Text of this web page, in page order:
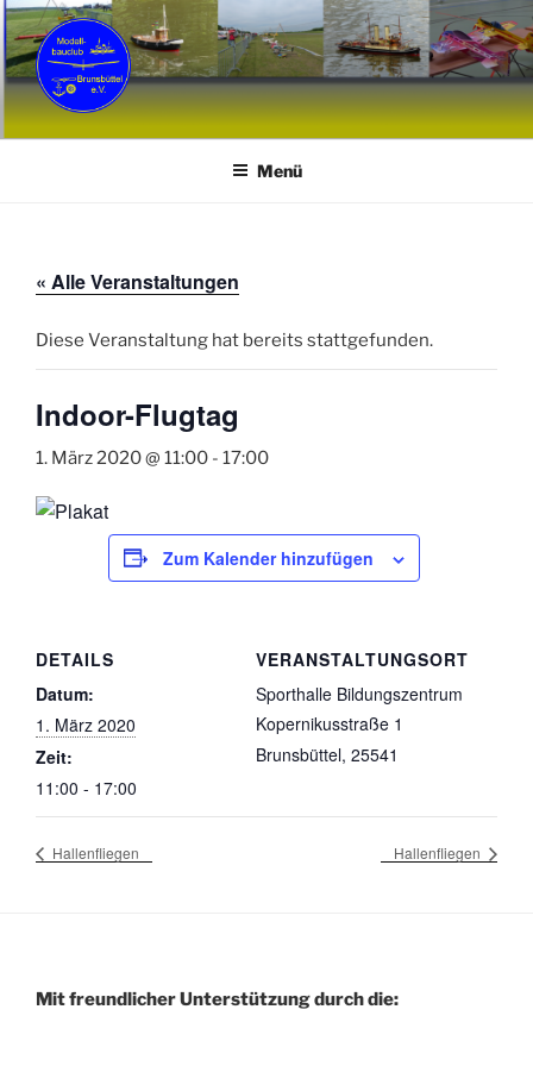
Zum
Inhalt
springen
MCB
Menü
« Alle Veranstaltungen
Diese Veranstaltung hat bereits stattgefunden.
Indoor-Flugtag
1. März 2020 @ 11:00 - 17:00
Zum Kalender hinzufügen
DETAILS
Datum:
1. März 2020
Zeit:
11:00 - 17:00
VERANSTALTUNGSORT
Sporthalle Bildungszentrum
Kopernikusstraße 1
Brunsbüttel, 25541
Hallenfliegen Hallenfliegen
Mit freundlicher Unterstützung durch die: